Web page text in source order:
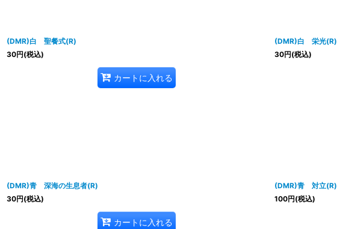
(DMR)白 聖餐式(R)
30円(税込)
カートに入れる
(DMR)白 栄光(R)
30円(税込)
(DMR)青 深海の生息者(R)
30円(税込)
カートに入れる
(DMR)青 対立(R)
100円(税込)